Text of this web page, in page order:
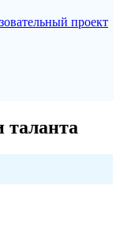
проект
таланта